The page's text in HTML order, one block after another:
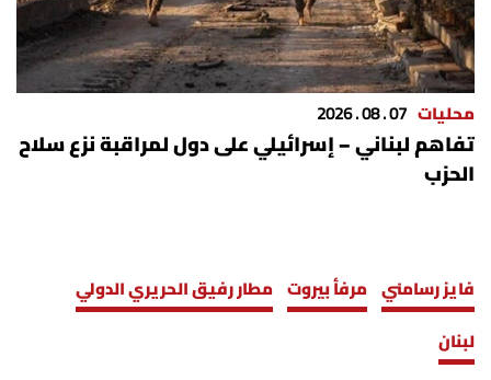
محليات 07 . 08 . 2026
تفاهم لبناني – إسرائيلي على دول لمراقبة نزع سلاح
الحزب
فايز رسامني مرفأ بيروت مطار رفيق الحريري الدولي
لبنان